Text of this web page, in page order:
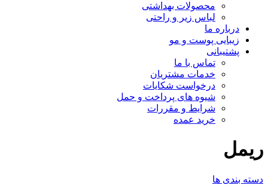
محصولات بهداشتی
لباس زیر و راحتی
درباره ما
زیبایی پوست و مو
پشتیبانی
تماس با ما
خدمات مشتریان
درخواست شکایات
شیوه های پرداخت و حمل
شرایط و مقررات
خرید عمده
ریمل
دسته بندی ها